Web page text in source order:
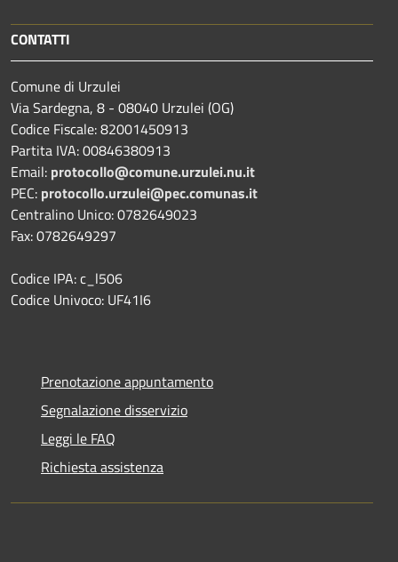
CONTATTI
Comune di Urzulei
Via Sardegna, 8 - 08040 Urzulei (OG)
Codice Fiscale: 82001450913
Partita IVA: 00846380913
Email: protocollo@comune.urzulei.nu.it
PEC: protocollo.urzulei@pec.comunas.it
Centralino Unico: 0782649023
Fax: 0782649297
Codice IPA: c_l506
Codice Univoco: UF41I6
Prenotazione appuntamento
Segnalazione disservizio
Leggi le FAQ
Richiesta assistenza